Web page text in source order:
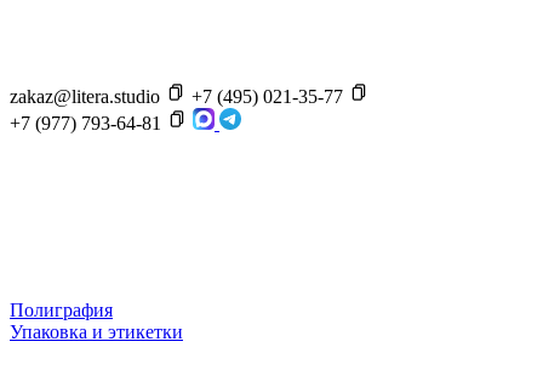
zakaz@litera.studio
+7 (495) 021-35-77
+7 (977) 793-64-81
Полиграфия
Упаковка и этикетки